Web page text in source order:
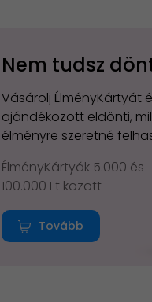
Nem tudsz
Vásárolj ÉlményKártyát
ajándékozott eldönti,
élményre szeretné
ÉlményKártyák 5.000 és
100.000 Ft között
Tovább